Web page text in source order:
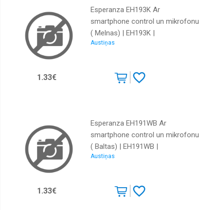
Esperanza EH193K Ar
smartphone control un mikrofonu
( Melnas) | EH193K |
5901299941737
Austiņas
1.33€
Esperanza EH191WB Ar
smartphone control un mikrofonu
( Baltas) | EH191WB |
5901299941706
Austiņas
1.33€